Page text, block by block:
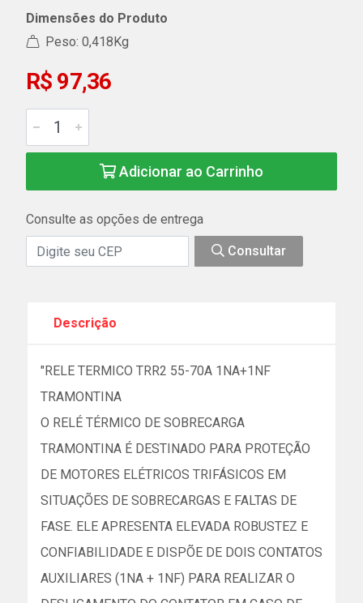
Dimensões do Produto
Peso: 0,418Kg
R$ 97,36
Adicionar ao Carrinho
Consulte as opções de entrega
Consultar
Descrição
"RELE TERMICO TRR2 55-70A 1NA+1NF
TRAMONTINA
O RELÉ TÉRMICO DE SOBRECARGA
TRAMONTINA É DESTINADO PARA PROTEÇÃO
DE MOTORES ELÉTRICOS TRIFÁSICOS EM
SITUAÇÕES DE SOBRECARGAS E FALTAS DE
FASE. ELE APRESENTA ELEVADA ROBUSTEZ E
CONFIABILIDADE E DISPÕE DE DOIS CONTATOS
AUXILIARES (1NA + 1NF) PARA REALIZAR O